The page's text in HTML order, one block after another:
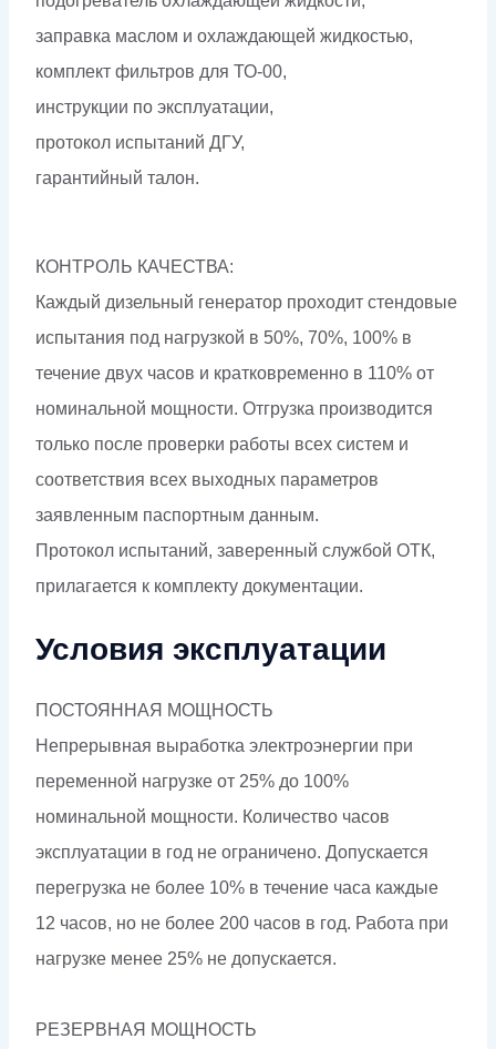
заправка маслом и охлаждающей жидкостью,
комплект фильтров для ТО-00,
инструкции по эксплуатации,
протокол испытаний ДГУ,
гарантийный талон.
КОНТРОЛЬ КАЧЕСТВА:
Каждый дизельный генератор проходит стендовые
испытания под нагрузкой в 50%, 70%, 100% в
течение двух часов и кратковременно в 110% от
номинальной мощности. Отгрузка производится
только после проверки работы всех систем и
соответствия всех выходных параметров
заявленным паспортным данным.
Протокол испытаний, заверенный службой ОТК,
прилагается к комплекту документации.
Условия эксплуатации
ПОСТОЯННАЯ МОЩНОСТЬ
Непрерывная выработка электроэнергии при
переменной нагрузке от 25% до 100%
номинальной мощности. Количество часов
эксплуатации в год не ограничено. Допускается
перегрузка не более 10% в течение часа каждые
12 часов, но не более 200 часов в год. Работа при
нагрузке менее 25% не допускается.
РЕЗЕРВНАЯ МОЩНОСТЬ